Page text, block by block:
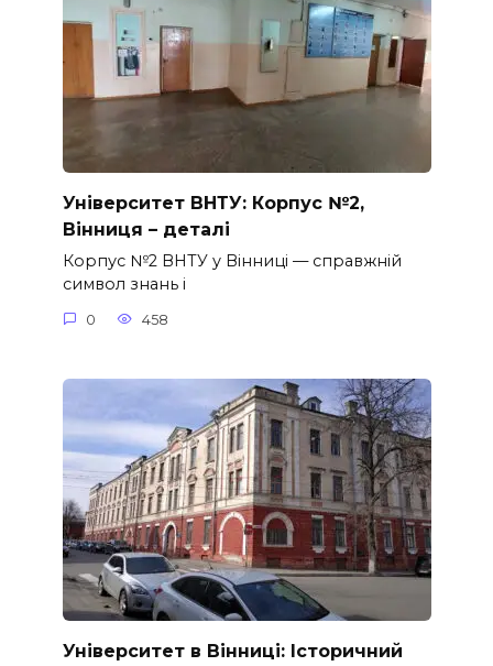
Університет ВНТУ: Корпус №2,
Вінниця – деталі
Корпус №2 ВНТУ у Вінниці — справжній
символ знань і
0 458
Університет в Вінниці: Історичний